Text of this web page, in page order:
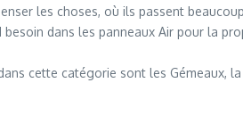
les choses, où ils passent
dans les panneaux Air pour la
cette catégorie sont les Gémeaux,